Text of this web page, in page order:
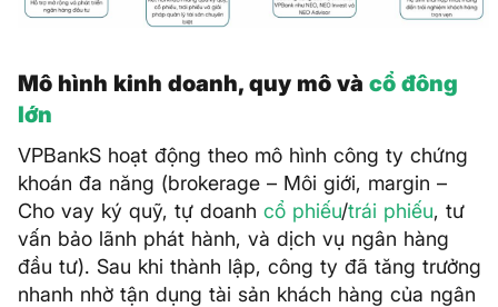
Mô hình kinh doanh, quy mô và cổ đông
lớn
VPBankS hoạt động theo mô hình công ty chứng
khoán đa năng (brokerage – Môi giới, margin –
Cho vay ký quỹ, tự doanh cổ phiếu/trái phiếu, tư
vấn bảo lãnh phát hành, và dịch vụ ngân hàng
đầu tư). Sau khi thành lập, công ty đã tăng trưởng
nhanh nhờ tận dụng tài sản khách hàng của ngân